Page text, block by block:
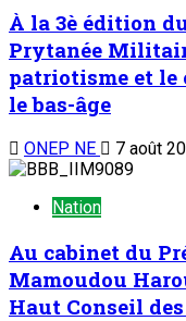
À la 3è édition
Prytanée
patriotisme et le
le bas-âge
ONEP NE 7 août
Nation
Au cabinet du
Mamoudou
Haut Conseil